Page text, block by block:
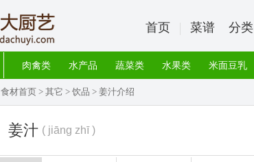
首页 菜谱 分类
肉禽类 水产品 蔬菜类 水果类 米面豆乳
食材首页 > 其它 > 饮品 > 姜汁介绍
姜汁 ( jiāng zhī )